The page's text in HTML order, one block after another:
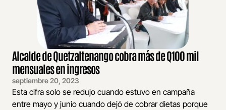
Alcalde de Quetzaltenango cobra más de Q100 mil
mensuales en ingresos
septiembre 20, 2023
Esta cifra solo se redujo cuando estuvo en campaña
entre mayo y junio cuando dejó de cobrar dietas porque